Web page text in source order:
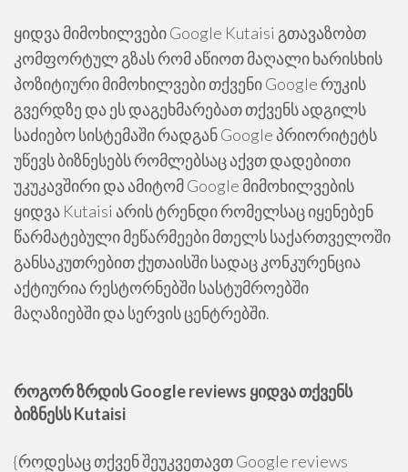
ყიდვა მიმოხილვები Google Kutaisi გთავაზობთ
კომფორტულ გზას რომ აწიოთ მაღალი ხარისხის
პოზიტიური მიმოხილვები თქვენი Google რუკის
გვერდზე და ეს დაგეხმარებათ თქვენს ადგილს
საძიებო სისტემაში რადგან Google პრიორიტეტს
უწევს ბიზნესებს რომლებსაც აქვთ დადებითი
უკუკავშირი და ამიტომ Google მიმოხილვების
ყიდვა Kutaisi არის ტრენდი რომელსაც იყენებენ
წარმატებული მეწარმეები მთელს საქართველოში
განსაკუთრებით ქუთაისში სადაც კონკურენცია
აქტიურია რესტორნებში სასტუმროებში
მაღაზიებში და სერვის ცენტრებში.
როგორ ზრდის Google reviews ყიდვა თქვენს
ბიზნესს Kutaisi
{როდესაც თქვენ შეუკვეთავთ Google reviews